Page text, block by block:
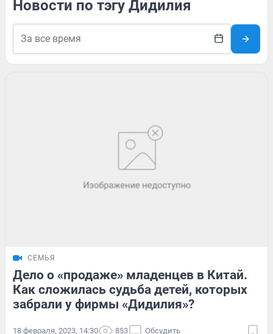
Новости по тэгу Дидилия
СЕМЬЯ
Дело о «продаже» младенцев в Китай.
Как сложилась судьба детей, которых
забрали у фирмы «Дидилия»?
18 февраля, 2023, 14:30 853 Обсудить